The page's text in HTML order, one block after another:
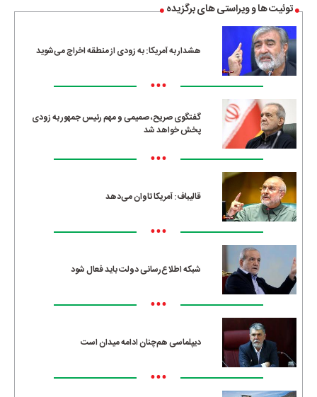
توئیت ها و ویراستی های برگزیده
هشدار به آمریکا: به زودی از منطقه اخراج می‌شوید
•••
گفتگوی صریح، صمیمی و مهم رئیس جمهور به زودی
پخش خواهد شد
•••
قالیباف: آمریکا تاوان می‌دهد
•••
شبکه اطلاع‌رسانی دولت باید فعال شود
•••
دیپلماسی هم‌چنان ادامه میدان است
•••